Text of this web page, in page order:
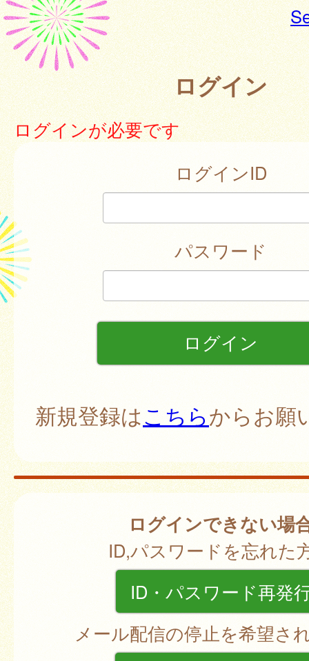
ログイン
ログインが必要です
ログインID
パスワード
新規登録はこちらからお願
ログインできない場
ID,パスワードを忘れた
ID・パスワード再発
メール配信の停止を希望さ